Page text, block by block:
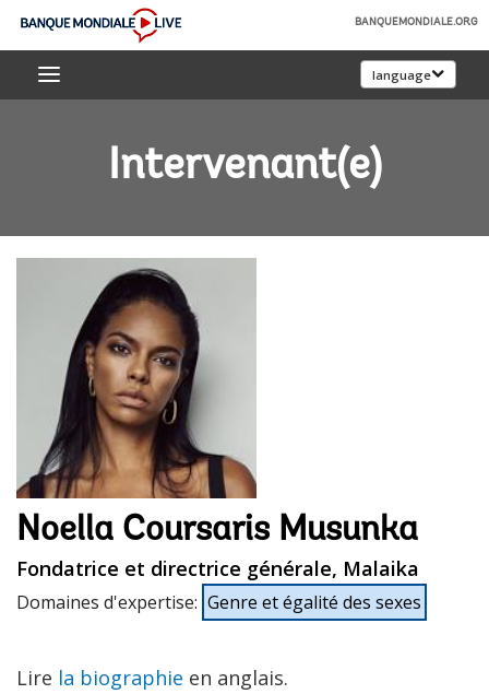
Skip
Main
Banque
mondiale
BANQUEMONDIALE.ORG
language
Intervenant(e)
Noella Coursaris Musunka
Fondatrice et directrice générale, Malaika
Domaines d'expertise: Genre et égalité des sexes
Lire la biographie en anglais.